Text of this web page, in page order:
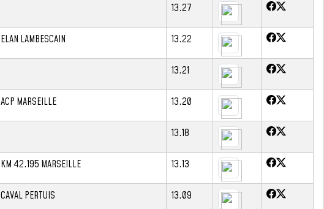
13.27
ELAN LAMBESCAIN 13.22
13.21
ACP MARSEILLE 13.20
13.18
KM 42.195 MARSEILLE 13.13
CAVAL PERTUIS 13.09